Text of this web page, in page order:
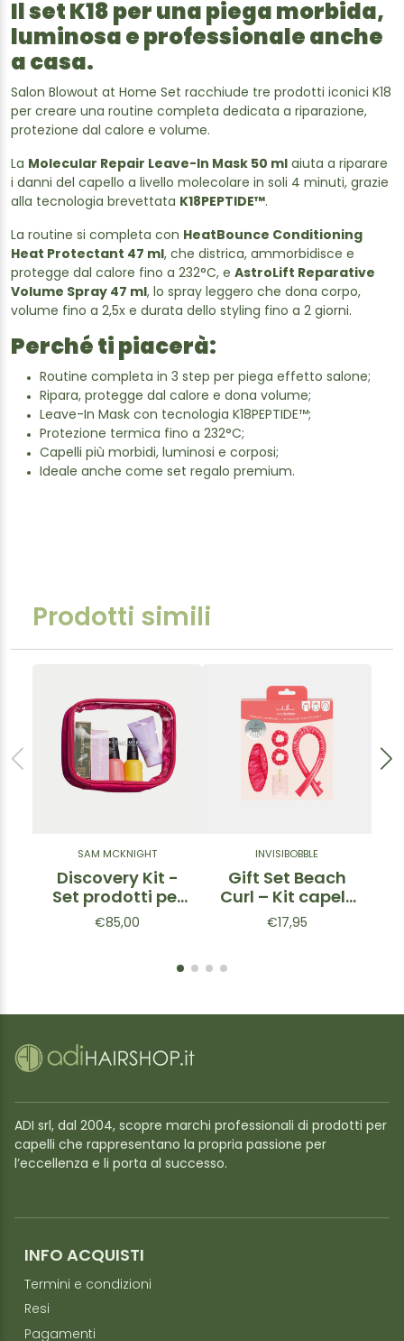
Il set K18 per una piega morbida,
luminosa e professionale anche
a casa.
Salon Blowout at Home Set racchiude tre prodotti iconici K18
per creare una routine completa dedicata a riparazione,
protezione dal calore e volume.
La Molecular Repair Leave-In Mask 50 ml aiuta a riparare
i danni del capello a livello molecolare in soli 4 minuti, grazie
alla tecnologia brevettata K18PEPTIDE™.
La routine si completa con HeatBounce Conditioning
Heat Protectant 47 ml, che districa, ammorbidisce e
protegge dal calore fino a 232°C, e AstroLift Reparative
Volume Spray 47 ml, lo spray leggero che dona corpo,
volume fino a 2,5x e durata dello styling fino a 2 giorni.
Perché ti piacerà:
Routine completa in 3 step per piega effetto salone;
Ripara, protegge dal calore e dona volume;
Leave-In Mask con tecnologia K18PEPTIDE™;
Protezione termica fino a 232°C;
Capelli più morbidi, luminosi e corposi;
Ideale anche come set regalo premium.
Prodotti simili
SAM MCKNIGHT
Discovery Kit -
Set prodotti per
capelli 5pz.
€85,00
INVISIBOBBLE
Gift Set Beach
Curl – Kit capelli
mossi taglia L
€17,95
ADI srl, dal 2004, scopre marchi professionali di prodotti per
capelli che rappresentano la propria passione per
l’eccellenza e li porta al successo.
INFO ACQUISTI
Termini e condizioni
Resi
Pagamenti